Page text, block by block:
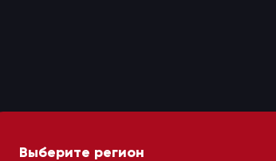
Выберите регион